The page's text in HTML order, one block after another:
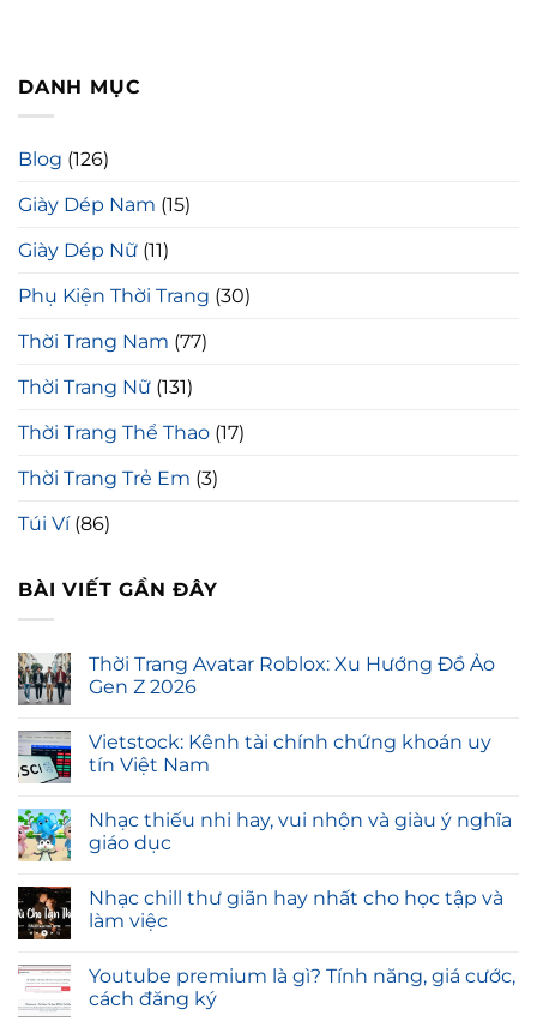
DANH MỤC
Blog (126)
Giày Dép Nam (15)
Giày Dép Nữ (11)
Phụ Kiện Thời Trang (30)
Thời Trang Nam (77)
Thời Trang Nữ (131)
Thời Trang Thể Thao (17)
Thời Trang Trẻ Em (3)
Túi Ví(86)
BÀI VIẾT GẦN ĐÂY
Thời Trang Avatar Roblox: Xu Hướng Đồ Ảo
Gen Z 2026
Vietstock: Kênh tài chính chứng khoán uy
tín Việt Nam
Nhạc thiếu nhi hay, vui nhộn và giàu ý nghĩa
giáo dục
Nhạc chill thư giãn hay nhất cho học tập và
làm việc
Youtube premium là gì? Tính năng, giá cước,
cách đăng ký